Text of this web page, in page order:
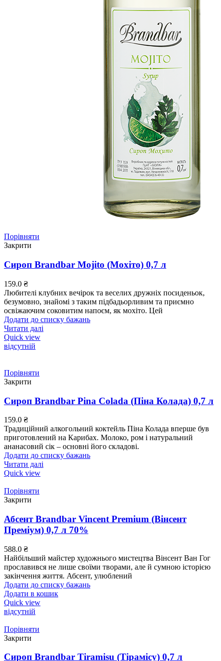
Порівняти
Закрити
Сироп Brandbar Mojito (Мохіто) 0,7 л
159.0 ₴
Любителі клубних вечірок та веселих дружніх посиденьок,
безумовно, знайомі з таким підбадьорливим та приємно
освіжаючим соковитим напоєм, як мохіто. Цей
Додати до списку бажань
Читати далі
Quick view
відсутній
Порівняти
Закрити
Сироп Brandbar Pina Colada (Піна Колада) 0,7 л
159.0 ₴
Традиційний алкогольний коктейль Піна Колада вперше був
приготовлений на Карибах. Молоко, ром і натуральний
ананасовий сік – основні його складові.
Додати до списку бажань
Читати далі
Quick view
Порівняти
Закрити
Абсент Brandbar Vincent Premium (Вінсент
Преміум) 0,7 л 70%
588.0 ₴
Найбільший майстер художнього мистецтва Вінсент Ван Гог
прославився не лише своїми творами, але й сумною історією
закінчення життя. Абсент, улюблений
Додати до списку бажань
Додати в кошик
Quick view
відсутній
Порівняти
Закрити
Сироп Brandbar Tiramisu (Тірамісу) 0,7 л